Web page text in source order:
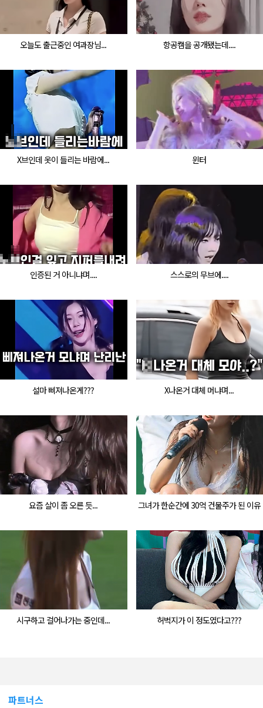
오늘도 출근중인 여과장님... 항공캠을 공개됐는데....
X브인데 옷이 들리는 바람에... 윈터
인증된 거 아니냐며.... 스스로의 무브에....
설마 삐져나온게??? X나온거 대체 머냐며...
요즘 살이 좀 오른 듯... 그녀가 한순간에 30억 건물주가 된 이유
시구하고 걸어나가는 중인데... 허벅지가 이 정도였다고???
파트너스